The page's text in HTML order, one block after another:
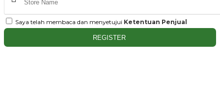
Saya telah membaca dan menyetujui Ketentuan Penjual
REGISTER